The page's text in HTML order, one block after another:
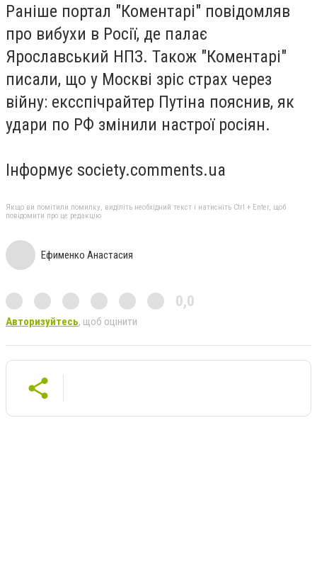
Раніше портал "Коментарі" повідомляв
про вибухи в Росії, де палає
Ярославський НПЗ. Також "Коментарі"
писали, що у Москві зріс страх через
війну: ексспічрайтер Путіна пояснив, як
удари по РФ змінили настрої росіян.
Інформує society.comments.ua
Якщо ви помітили помилку, виділіть необхідний текст і натисніть Ctrl + Enter, щоб
повідомити про це редакцію
Ефименко Анастасия
0,0
Авторизуйтесь, щоб оцінити